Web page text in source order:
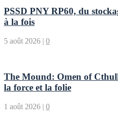
PSSD PNY RP60, du
à la fois
5 août 2026 | 0
The Mound: Omen of
la force et la folie
1 août 2026 | 0